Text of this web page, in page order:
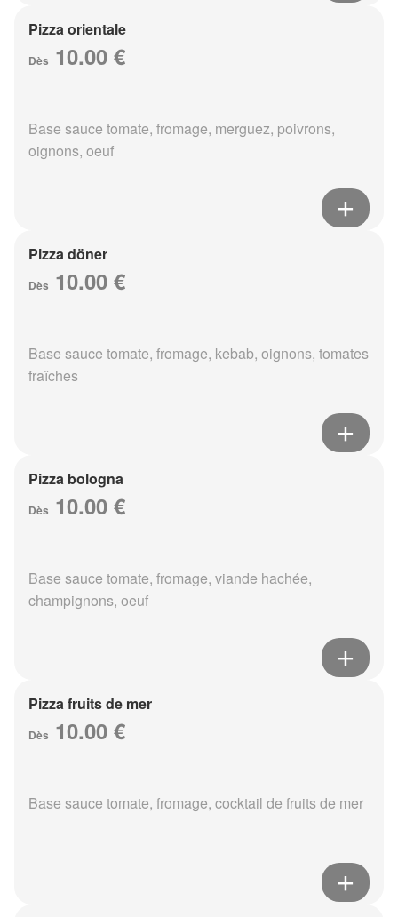
Pizza orientale
Dès 10.00 €
Base sauce tomate, fromage, merguez, poivrons,
oignons, oeuf
Pizza döner
Dès 10.00 €
Base sauce tomate, fromage, kebab, oignons, tomates
fraîches
Pizza bologna
Dès 10.00 €
Base sauce tomate, fromage, viande hachée,
champignons, oeuf
Pizza fruits de mer
Dès 10.00 €
Base sauce tomate, fromage, cocktail de fruits de mer